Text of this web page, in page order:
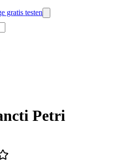
gratis testen
Petri